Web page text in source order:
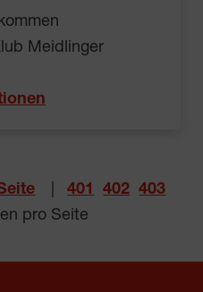
Meidlinger
401 402 403
pro Seite